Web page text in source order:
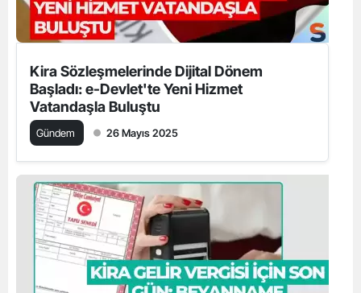
Kira Sözleşmelerinde Dijital Dönem
Başladı: e-Devlet'te Yeni Hizmet
Vatandaşla Buluştu
Gündem 26 Mayıs 2025